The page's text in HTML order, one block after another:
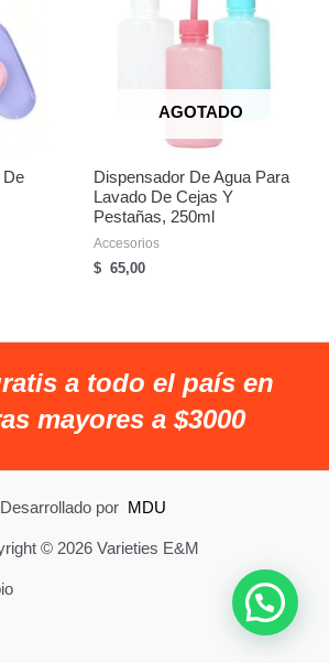
De
AGOTADO
Dispensador De Agua Para
Lavado De Cejas Y
Pestañas, 250ml
Accesorios
$ 65,00
a todo el país en
mayores a $3000
Desarrollado por MDU
© 2026 Varieties E&M